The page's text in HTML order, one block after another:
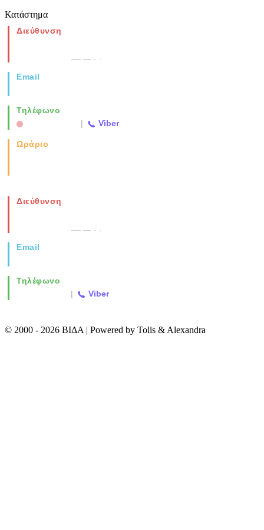
Κατάστημα
Διεύθυνση
Email
Τηλέφωνο
| Viber
Ωράριο
Διεύθυνση
Email
Τηλέφωνο
| Viber
© 2000 - 2026 ΒΙΔΑ | Powered by Tolis & Alexandra